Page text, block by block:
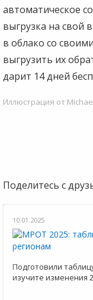
автоматическое
выгрузка на свой
в облако со
выгрузить их
дарит 14 дней
Иллюстрация от
Поделитесь с
10.01.2025
Подготовили
изучите изменения